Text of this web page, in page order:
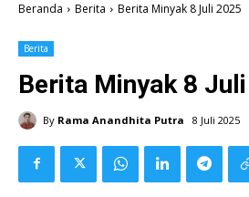
Beranda Berita Berita Minyak 8 Juli 2025
Berita
Berita Minyak 8
By Rama Anandhita Putra 8 Juli 2025